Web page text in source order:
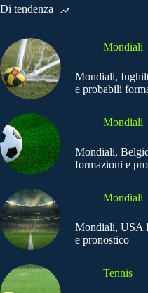
Di tendenza
Mondiali
Mondiali,
e probabili
Mondiali
Mondiali,
formazioni e
Mondiali
Mondiali, USA
e pronostico
Tennis